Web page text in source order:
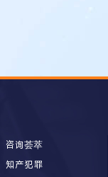
咨询荟萃
知产犯罪